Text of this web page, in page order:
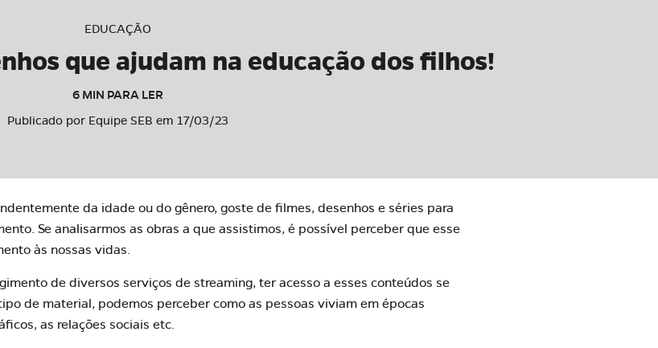
EDUCAÇÃO
que ajudam na educação dos filhos!
6 MIN PARA LER
Publicado por Equipe SEB em 17/03/23
da idade ou do gênero, goste de filmes, desenhos e séries para
Se analisarmos as obras a que assistimos, é possível perceber que esse
às nossas vidas.
de diversos serviços de streaming, ter acesso a esses conteúdos se
de material, podemos perceber como as pessoas viviam em épocas
as relações sociais etc.